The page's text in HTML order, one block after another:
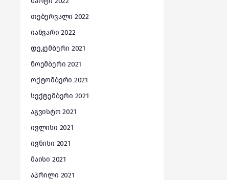
თებერვალი 2022
იანვარი 2022
დეკემბერი 2021
ნოემბერი 2021
ოქტომბერი 2021
სექტემბერი 2021
აგვისტო 2021
ივლისი 2021
ივნისი 2021
მაისი 2021
აპრილი 2021